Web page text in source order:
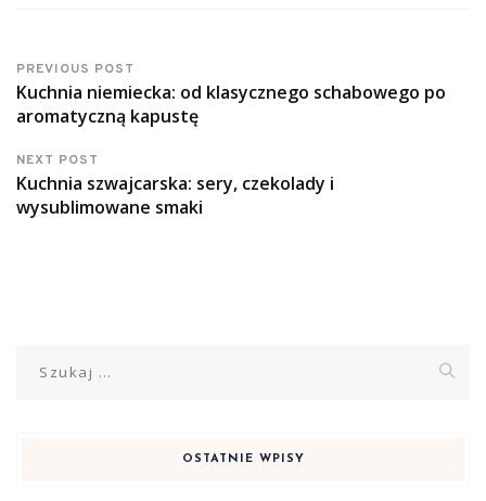
PREVIOUS POST
Kuchnia niemiecka: od klasycznego schabowego po
aromatyczną kapustę
NEXT POST
Kuchnia szwajcarska: sery, czekolady i
wysublimowane smaki
OSTATNIE WPISY